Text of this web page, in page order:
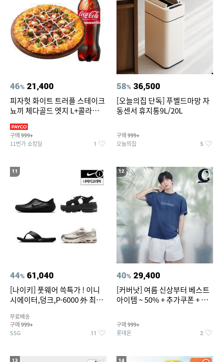
46% 21,400
피자헛 화이트 트러플 스테이크
뇨끼 체다골드 엣지 L+콜라
구매 999+
11번가 쇼킹딜 1
58% 36,500
[오늘의집 단독] 푸벨드마망 자
동센서 휴지통9L/20L
구매 999+
오늘의집 5
11
44% 61,040
[나이키] 풋웨어 쓱특가 ! 이니
시에이터,덩크,P-6000 外 최대
무료배송
구매 999+
SSG 11
12
40% 29,400
[커버낫] 여름 신상부터 베스트
아이템 ~ 50% + 추가쿠폰 + 카
구매 999+
롯데온 2
13 14